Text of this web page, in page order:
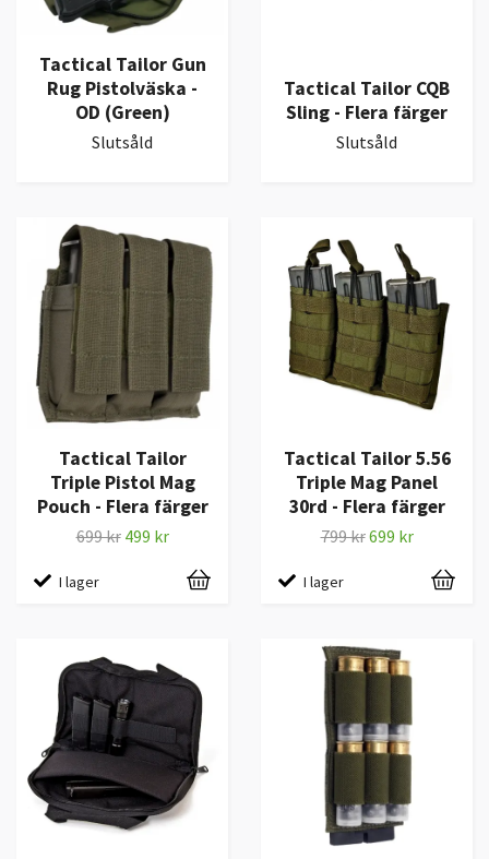
Tactical Tailor Gun
Rug Pistolväska -
OD (Green)
Slutsåld
Tactical Tailor CQB
Sling - Flera färger
Slutsåld
Tactical Tailor
Triple Pistol Mag
Pouch - Flera färger
699 kr 499 kr
I lager
Tactical Tailor 5.56
Triple Mag Panel
30rd - Flera färger
799 kr699 kr
I lager